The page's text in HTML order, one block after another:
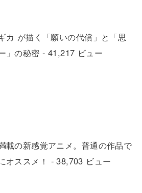
カ が描く「願いの代償」と「思
」の秘密 - 41,217 ビュー
の新感覚アニメ。普通の作品で
オススメ！ - 38,703 ビュー